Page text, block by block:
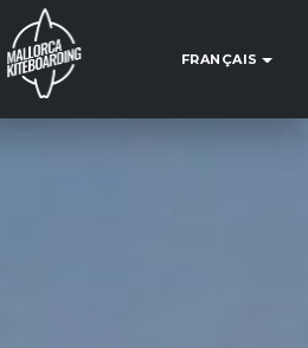
FRANÇAIS